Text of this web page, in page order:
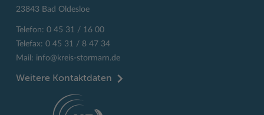
23843 Bad Oldesloe
Telefon: 0 45 31 / 16 00
Telefax: 0 45 31 / 8 47 34
Mail: info@kreis-stormarn.de
Weitere Kontaktdaten